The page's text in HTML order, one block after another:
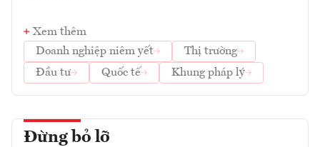
Xem thêm
Doanh nghiệp niêm yết
Thị trường
Đầu tư
Quốc tế Khung pháp lý
Đừng bỏ lỡ